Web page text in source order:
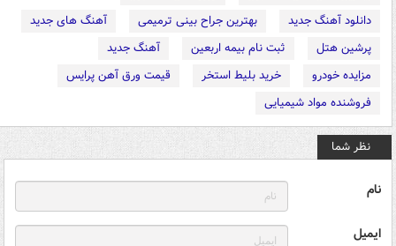
دانلود آهنگ جدید
بهترین جراح بینی ترمیمی
آهنگ های جدید
پرشین هتل
ثبت نام بیمه اربعین
آهنگ جدید
مزایده خودرو
خرید بلیط استخر
قیمت ورق آهن پرایس
فروشنده مواد شیمیایی
نظر شما
نام
ایمیل